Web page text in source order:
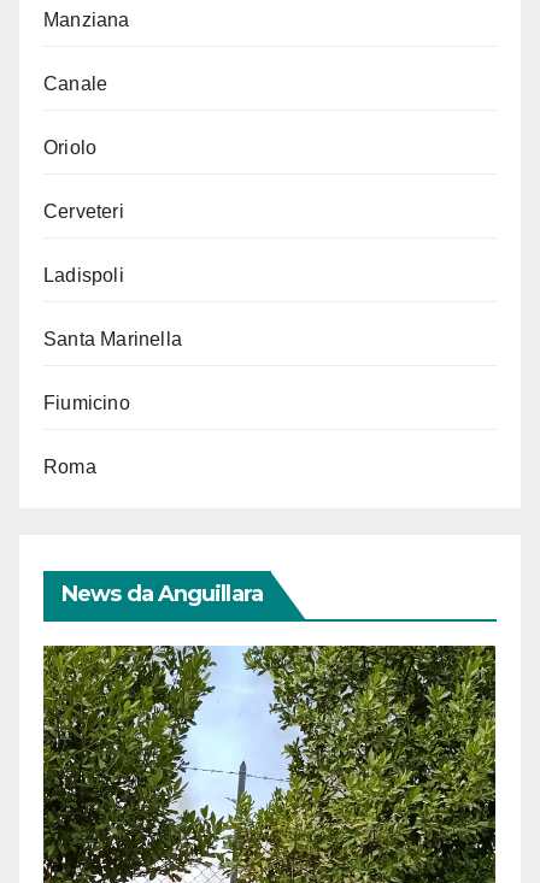
Manziana
Canale
Oriolo
Cerveteri
Ladispoli
Santa Marinella
Fiumicino
Roma
News da Anguillara